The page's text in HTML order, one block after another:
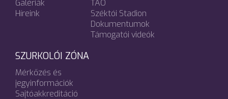
Galériák
Híreink
TAO
Széktói Stadion
Dokumentumok
Támogatói videók
SZURKOLÓI ZÓNA
Mérkőzés és
jegyinformációk
Sajtóakkreditáció